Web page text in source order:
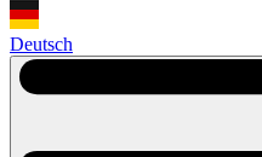
Deutsch